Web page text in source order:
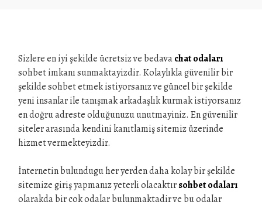
Sizlere en iyi şekilde ücretsiz ve bedavachat odaları
sohbet imkanı sunmaktayizdir. Kolaylıkla güvenilir bir
şekilde sohbet etmek istiyorsanız ve güncel bir şekilde
yeni insanlar ile tanışmak arkadaşlık kurmak istiyorsanız
en doğru adreste olduğunuzu unutmayiniz. En güvenilir
siteler arasında kendini kanıtlamiş sitemiz üzerinde
hizmet vermekteyizdir.
İnternetin bulundugu her yerden daha kolay bir şekilde
sitemize giriş yapmanız yeterli olacaktırsohbet odaları
olarakda bir çok odalar bulunmaktadir ve bu odalar